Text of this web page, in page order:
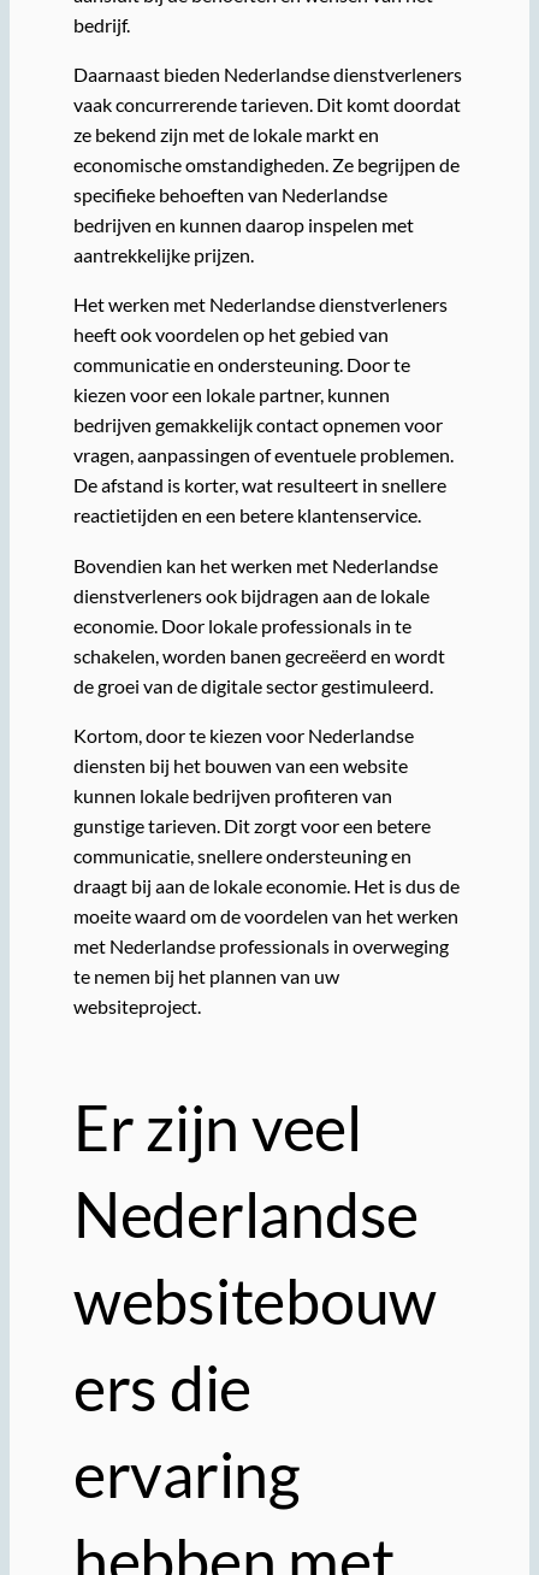
bedrijf.
Daarnaast bieden Nederlandse dienstverleners
vaak concurrerende tarieven. Dit komt doordat
ze bekend zijn met de lokale markt en
economische omstandigheden. Ze begrijpen de
specifieke behoeften van Nederlandse
bedrijven en kunnen daarop inspelen met
aantrekkelijke prijzen.
Het werken met Nederlandse dienstverleners
heeft ook voordelen op het gebied van
communicatie en ondersteuning. Door te
kiezen voor een lokale partner, kunnen
bedrijven gemakkelijk contact opnemen voor
vragen, aanpassingen of eventuele problemen.
De afstand is korter, wat resulteert in snellere
reactietijden en een betere klantenservice.
Bovendien kan het werken met Nederlandse
dienstverleners ook bijdragen aan de lokale
economie. Door lokale professionals in te
schakelen, worden banen gecreëerd en wordt
de groei van de digitale sector gestimuleerd.
Kortom, door te kiezen voor Nederlandse
diensten bij het bouwen van een website
kunnen lokale bedrijven profiteren van
gunstige tarieven. Dit zorgt voor een betere
communicatie, snellere ondersteuning en
draagt bij aan de lokale economie. Het is dus de
moeite waard om de voordelen van het werken
met Nederlandse professionals in overweging
te nemen bij het plannen van uw
websiteproject.
Er zijn veel
Nederlandse
websitebouw
ers die
ervaring